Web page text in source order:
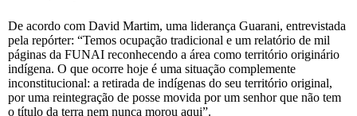
De acordo com David Martim, uma liderança Guarani, entrevistada
pela repórter: “Temos ocupação tradicional e um relatório de mil
páginas da FUNAI reconhecendo a área como território originário
indígena. O que ocorre hoje é uma situação complemente
inconstitucional: a retirada de indígenas do seu território original,
por uma reintegração de posse movida por um senhor que não tem
o título da terra nem nunca morou aqui”.